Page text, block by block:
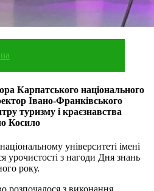
Карпатського національного
Івано-Франківського
туризму і краєзнавства
Косило
університеті імені
урочистості з нагоди Дня знань
року.